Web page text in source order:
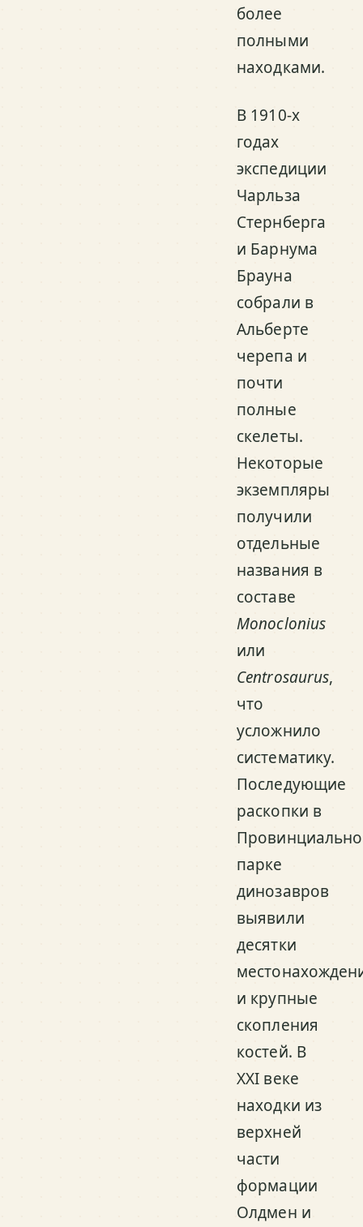
более
полными
находками.
В 1910-х
годах
экспедиции
Чарльза
Стернберга
и Барнума
Брауна
собрали в
Альберте
черепа и
почти
полные
скелеты.
Некоторые
экземпляры
получили
отдельные
названия в
составе
Monoclonius
или
Centrosaurus,
что
усложнило
систематику.
Последующие
раскопки в
парке
динозавров
выявили
десятки
и крупные
скопления
костей. В
XXI веке
находки из
верхней
части
формации
Олдмен и